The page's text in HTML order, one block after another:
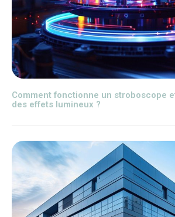
Comment fonctionne un stroboscope
des effets lumineux ?